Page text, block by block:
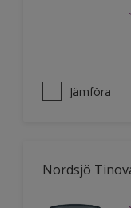
Jämföra
Nordsjö